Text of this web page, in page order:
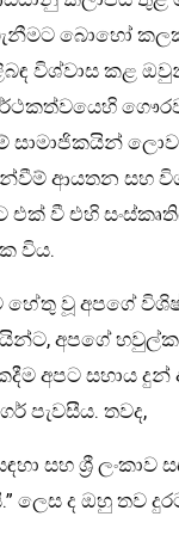
බොහෝ
විශ්වාස කළ
ආයතන සහ
එක් වී එහි
විය.
හේතු වූ අපගේ
අපගේ
අපට සහාය
පැවසීය. තවද,
සහ ශ්‍රී ලංකාව
ද ඔහු තව